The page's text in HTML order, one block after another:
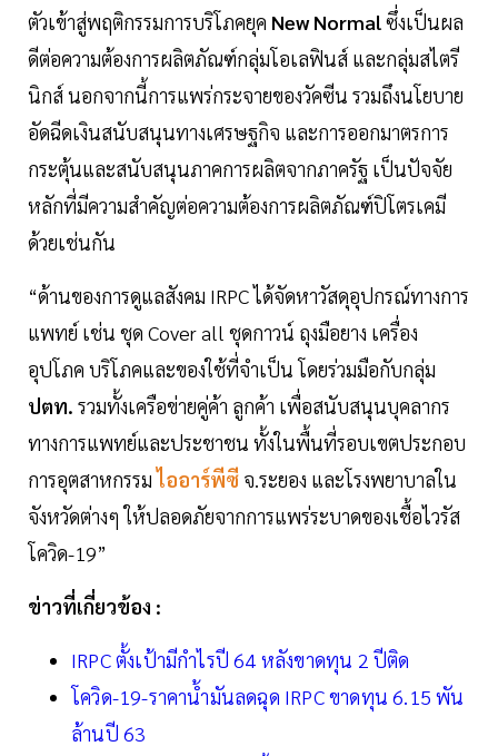
ตัวเข้าสู่พฤติกรรมการบริโภคยุค New Normalซึ่งเป็นผล
ดีต่อความต้องการผลิตภัณฑ์กลุ่มโอเลฟินส์ และกลุ่มสไตรี
นิกส์ นอกจากนี้การแพร่กระจายของวัคซีน รวมถึงนโยบาย
อัดฉีดเงินสนับสนุนทางเศรษฐกิจ และการออกมาตรการ
กระตุ้นและสนับสนุนภาคการผลิตจากภาครัฐ เป็นปัจจัย
หลักที่มีความสำคัญต่อความต้องการผลิตภัณฑ์ปิโตรเคมี
ด้วยเช่นกัน
“ด้านของการดูแลสังคม IRPC ได้จัดหาวัสดุอุปกรณ์ทางการ
แพทย์ เช่น ชุด Cover all ชุดกาวน์ ถุงมือยาง เครื่อง
อุปโภค บริโภคและของใช้ที่จำเป็น โดยร่วมมือกับกลุ่ม
ปตท. รวมทั้งเครือข่ายคู่ค้า ลูกค้า เพื่อสนับสนุนบุคลากร
ทางการแพทย์และประชาชน ทั้งในพื้นที่รอบเขตประกอบ
การอุตสาหกรรมไออาร์พีซี จ.ระยอง และโรงพยาบาลใน
จังหวัดต่างๆ ให้ปลอดภัยจากการแพร่ระบาดของเชื้อไวรัส
โควิด-19”
ข่าวที่เกี่ยวข้อง :
IRPC ตั้งเป้ามีกำไรปี 64 หลังขาดทุน 2 ปีติด
โควิด-19-ราคาน้ำมันลดฉุด IRPC ขาดทุน 6.15 พัน
ล้านปี 63